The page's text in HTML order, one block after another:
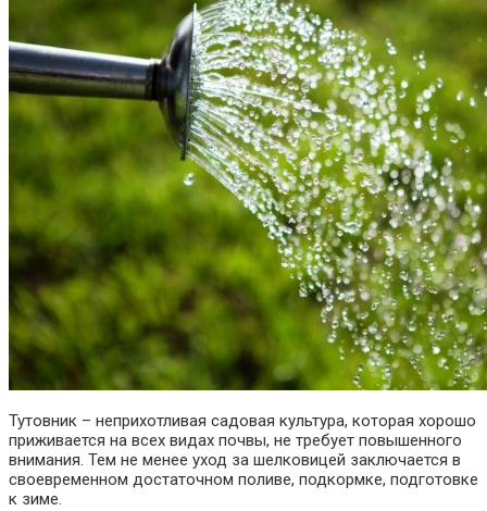
Тутовник – неприхотливая садовая культура, которая хорошо
приживается на всех видах почвы, не требует повышенного
внимания. Тем не менее уход за шелковицей заключается в
своевременном достаточном поливе, подкормке, подготовке
к зиме.